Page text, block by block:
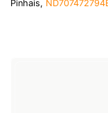
Pinhais,